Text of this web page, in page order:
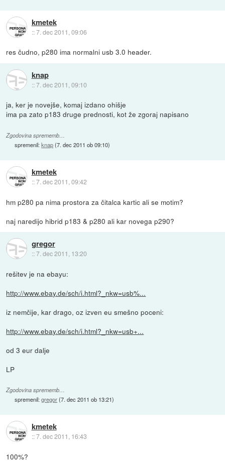
kmetek
::7. dec 2011, 09:06
res čudno, p280 ima normalni usb 3.0 header.
knap
::7. dec 2011, 09:10
ja, ker je novejše, komaj izdano ohišje
ima pa zato p183 druge prednosti, kot že zgoraj napisano
Zgodovina sprememb…
spremenil:knap(7. dec 2011 ob 09:10)
kmetek
::7. dec 2011, 09:42
hm p280 pa nima prostora za čitalca kartic ali se motim?
naj naredijo hibrid p183 & p280 ali kar novega p290?
gregor
::7. dec 2011, 13:20
rešitev je na ebayu:
http://www.ebay.de/sch/i.html?_nkw=usb%...
iz nemčije, kar drago, oz izven eu smešno poceni:
http://www.ebay.de/sch/i.html?_nkw=usb+...
od 3 eur dalje
LP
Zgodovina sprememb…
spremenil:gregor(7. dec 2011 ob 13:21)
kmetek
::7. dec 2011, 16:43
100%?